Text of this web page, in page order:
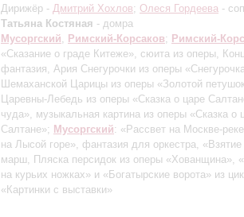
Дирижёр - Дмитрий Хохлов; Олеся Гордеева -
Татьяна Костяная - домра
Мусоргский, Римский-Корсаков; Римский-
«Сказание о граде Китеже», сюита из оперы,
фантазия, Ария Снегурочки из оперы
Шемаханской Царицы из оперы «Золотой
Царевны-Лебедь из оперы «Сказка о царе
чуда», музыкальная картина из оперы «Сказка о
Салтане»; Мусоргский: «Рассвет на Москве-
на Лысой горе», фантазия для оркестра, «Взятие
марш, Пляска персидок из оперы «Хованщина»,
на курьих ножках» и «Богатырские ворота» из
«Картинки с выставки»